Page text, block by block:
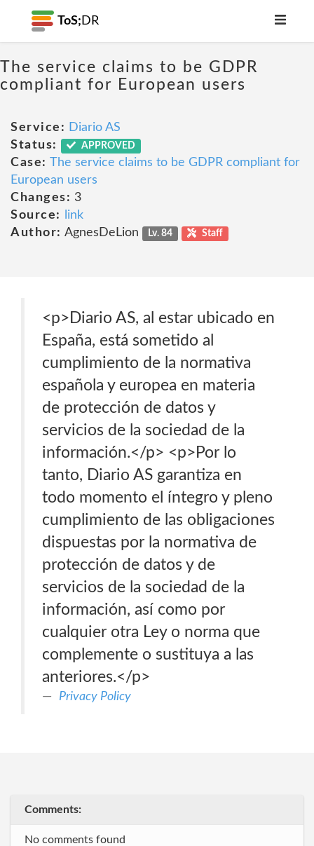
ToS; DR
The service claims to be GDPR
compliant for European users
Service: Diario AS
Status:
APPROVED
Case: The service claims to be GDPR compliant for
European users
Changes: 3
Source:
link
Author: AgnesDeLion Lv. 84 Staff
<p>Diario AS, al estar ubicado en
España, está sometido al
cumplimiento de la normativa
española y europea en materia
de protección de datos y
servicios de la sociedad de la
información.</p> <p>Por lo
tanto, Diario AS garantiza en
todo momento el íntegro y pleno
cumplimiento de las obligaciones
dispuestas por la normativa de
protección de datos y de
servicios de la sociedad de la
información, así como por
cualquier otra Ley o norma que
complemente o sustituya a las
anteriores.</p>
Privacy Policy
Comments:
No comments found